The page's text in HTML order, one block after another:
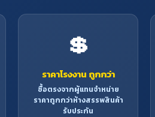
💲
ราคาโรงงาน ถูกกว่า
ซื้อตรงจากผู้แทนจำหน่าย
ราคาถูกกว่าห้างสรรพสินค้า
รับประกัน